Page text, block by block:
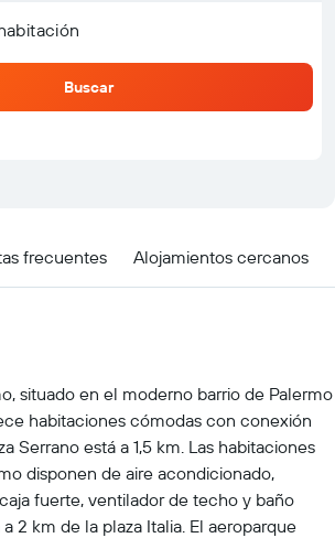
Buscar
frecuentes Alojamientos cercanos
situado en el moderno barrio de Palermo
habitaciones cómodas con conexión
Serrano está a 1,5 km. Las habitaciones
disponen de aire acondicionado,
fuerte, ventilador de techo y baño
2 km de la plaza Italia. El aeroparque